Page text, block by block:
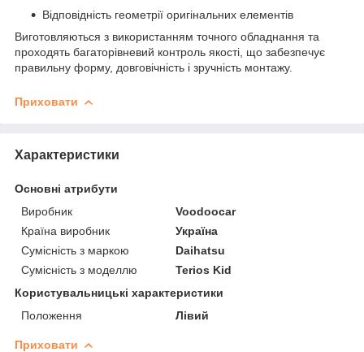
Відповідність геометрії оригінальних елементів
Виготовляються з використанням точного обладнання та
проходять багаторівневий контроль якості, що забезпечує
правильну форму, довговічність і зручність монтажу.
Приховати
Характеристики
Основні атрибути
Виробник
Voodoocar
Країна виробник
Україна
Сумісність з маркою
Daihatsu
Сумісність з моделлю
Terios Kid
Користувальницькі характеристики
Положення
Лівий
Приховати